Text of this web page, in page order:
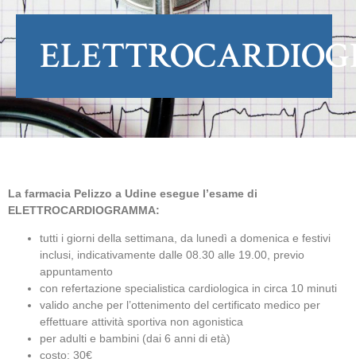
La farmacia Pelizzo a Udine esegue l’esame di
ELETTROCARDIOGRAMMA:
tutti i giorni della settimana, da lunedì a domenica e festivi
inclusi, indicativamente dalle 08.30 alle 19.00, previo
appuntamento
con refertazione specialistica cardiologica in circa 10 minuti
valido anche per l’ottenimento del certificato medico per
effettuare attività sportiva non agonistica
per adulti e bambini (dai 6 anni di età)
costo: 30€